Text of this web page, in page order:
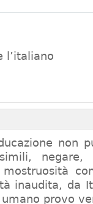
l’italiano
non
negare,
inaudita, da
provo